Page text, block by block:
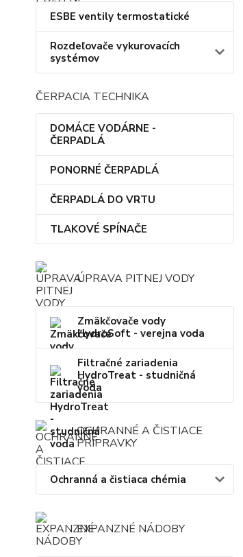
ESBE ventily termostatické
Rozdeľovače vykurovacích
systémov
ČERPACIA TECHNIKA
DOMÁCE VODÁRNE -
ČERPADLÁ
PONORNÉ ČERPADLÁ
ČERPADLÁ DO VRTU
TLAKOVÉ SPÍNAČE
ÚPRAVA PITNEJ VODY
Zmäkčovače vody
HydroSoft - verejna voda
Filtračné zariadenia
HydroTreat - studničná
voda
OCHRANNÉ A ČISTIACE
PRÍPRAVKY
Ochranná a čistiaca chémia
EXPANZNÉ NÁDOBY